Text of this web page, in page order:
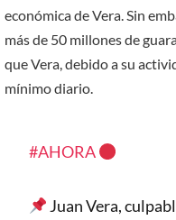
económica de Vera. Sin
más de 50 millones de
que Vera, debido a su
mínimo diario.
#AHORA
Juan Vera,